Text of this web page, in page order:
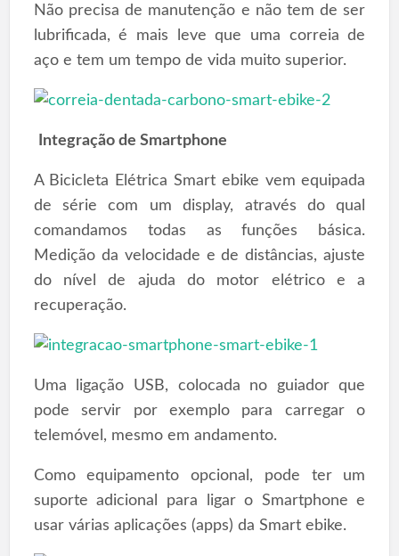
Não precisa de manutenção e não tem de ser
lubrificada, é mais leve que uma correia de
aço e tem um tempo de vida muito superior.
Integração de Smartphone
A Bicicleta Elétrica Smart ebike vem equipada
de série com um display, através do qual
comandamos todas as funções básica.
Medição da velocidade e de distâncias, ajuste
do nível de ajuda do motor elétrico e a
recuperação.
Uma ligação USB, colocada no guiador que
pode servir por exemplo para carregar o
telemóvel, mesmo em andamento.
Como equipamento opcional, pode ter um
suporte adicional para ligar o Smartphone e
usar várias aplicações (apps) da Smart ebike.